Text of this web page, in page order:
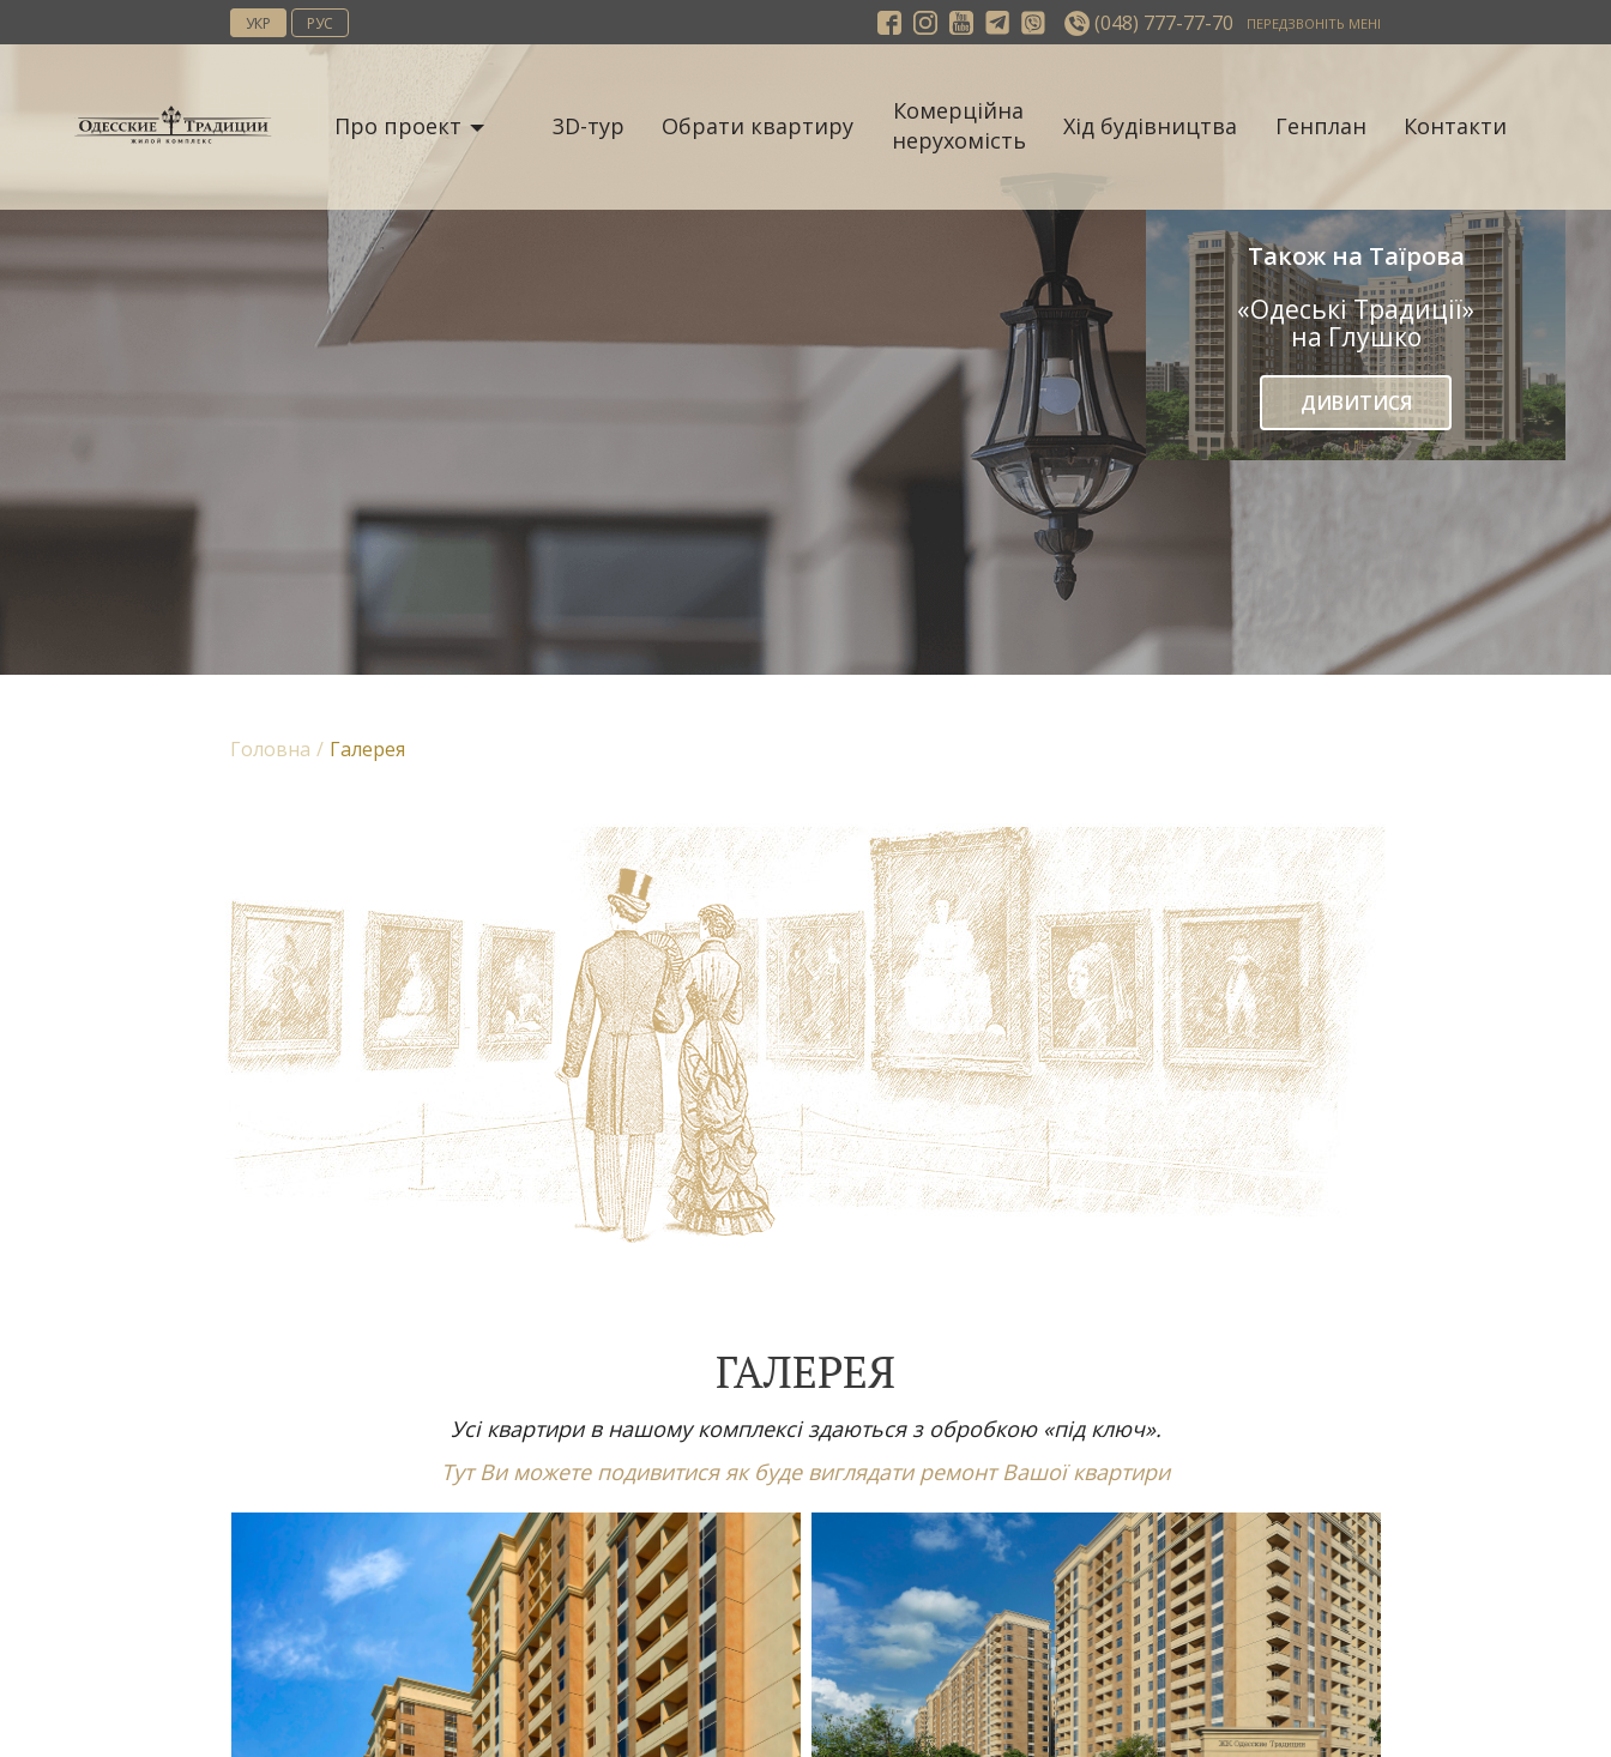
УКР РУС (048) 777-77-70 ПЕРЕДЗВОНІТЬ МЕНІ
Про проект 3D-тур Обрати квартиру
Комерційна
нерухомість
Хід будівництва Генплан Контакти
Також на Таїрова
«Одеські Традиції»
на Глушко
ДИВИТИСЯ
Головна Галерея
ГАЛЕРЕЯ
Усі квартири в нашому комплексі здаються з обробкою «під ключ».
Тут Ви можете подивитися як буде виглядати ремонт Вашої квартири